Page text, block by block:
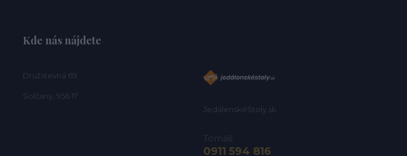
Kde nás nájdete
Družstevná 69
Solčany, 956 17
JedálenskéStoly.sk
Tomáš
0911 594 816